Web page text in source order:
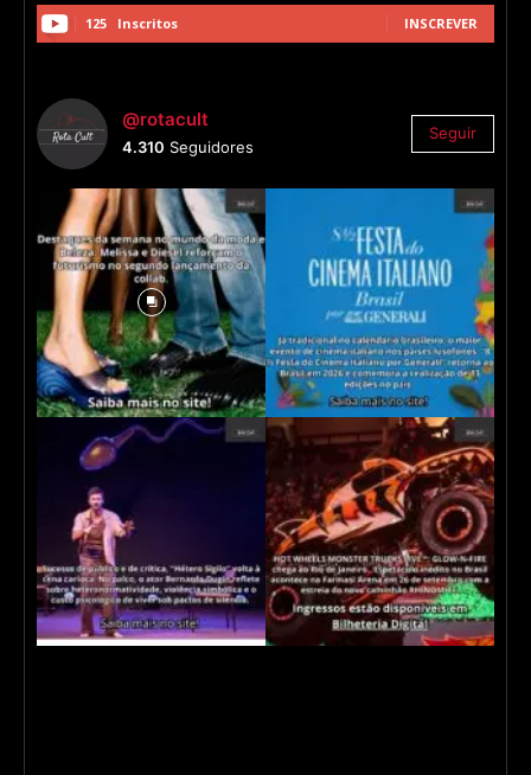
125 Inscritos INSCREVER
@rotacult
4.310 Seguidores
Seguir